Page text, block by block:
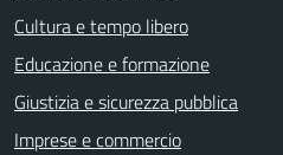
Cultura e tempo libero
Educazione e formazione
Giustizia e sicurezza pubblica
Imprese e commercio